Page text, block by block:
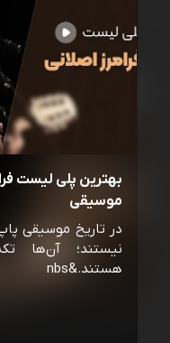
بهترین پلی لیست
موسیقی
در تاریخ موسیقی
نیستند؛ آن‌ها
هستند.&nbs